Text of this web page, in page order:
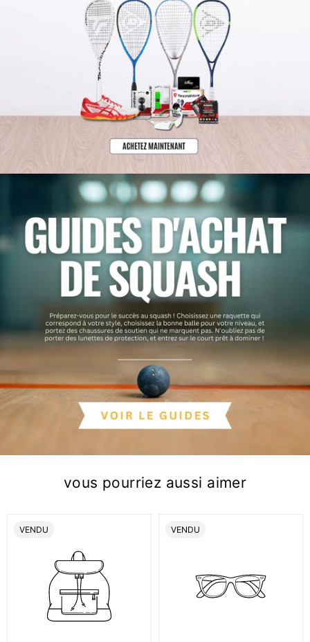
vous pourriez aussi aimer
ÉTIQUETTE
VENDU
ÉTIQUETTE
VENDU